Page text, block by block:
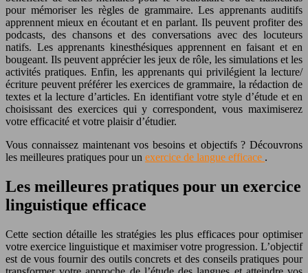
pour mémoriser les règles de grammaire. Les apprenants auditifs
apprennent mieux en écoutant et en parlant. Ils peuvent profiter des
podcasts, des chansons et des conversations avec des locuteurs
natifs. Les apprenants kinesthésiques apprennent en faisant et en
bougeant. Ils peuvent apprécier les jeux de rôle, les simulations et les
activités pratiques. Enfin, les apprenants qui privilégient la lecture/
écriture peuvent préférer les exercices de grammaire, la rédaction de
textes et la lecture d’articles. En identifiant votre style d’étude et en
choisissant des exercices qui y correspondent, vous maximiserez
votre efficacité et votre plaisir d’étudier.
Vous connaissez maintenant vos besoins et objectifs ? Découvrons
les meilleures pratiques pour un exercice de langue efficace .
Les meilleures pratiques pour un exercice
linguistique efficace
Cette section détaille les stratégies les plus efficaces pour optimiser
votre exercice linguistique et maximiser votre progression. L’objectif
est de vous fournir des outils concrets et des conseils pratiques pour